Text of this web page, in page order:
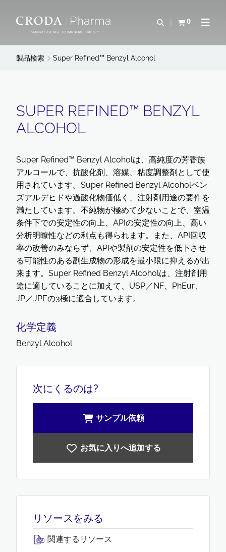
ン
ー
SMART SCIENCE TO IMPROVE LIVES™
検索を開く
0
カートを確認す
ナビ
製品検索 Super Refined™ Benzyl Alcohol
SUPER REFINED™ BENZYL
ALCOHOL
Super Refined™ Benzyl Alcoholは、高純度の芳香族
アルコールで、抗酸化剤、溶媒、粘度調整剤として使
用されています。Super Refined Benzyl Alcoholベン
ズアルデヒドや過酸化物価低く、注射剤用途の要件を
満たしています。不純物が極めて少ないことで、室温
条件下での安定性の向上、APIの安定性の向上、高い
分析明瞭性などの利点も得られます。また、API回収
率の改善のみならず、APIや製剤の安定性を低下させ
る可能性のある副生成物の形成を最小限に抑えるが出
来ます。Super Refined Benzyl Alcoholは、注射剤用
途に適していることに加えて、USP／NF、PhEur、
JP／JPEの3極に適合しています。
化学定義
Benzyl Alcohol
次にくるのは?
サンプル依頼
お気に入りへ追加する
リソースをみる
関連するリソース